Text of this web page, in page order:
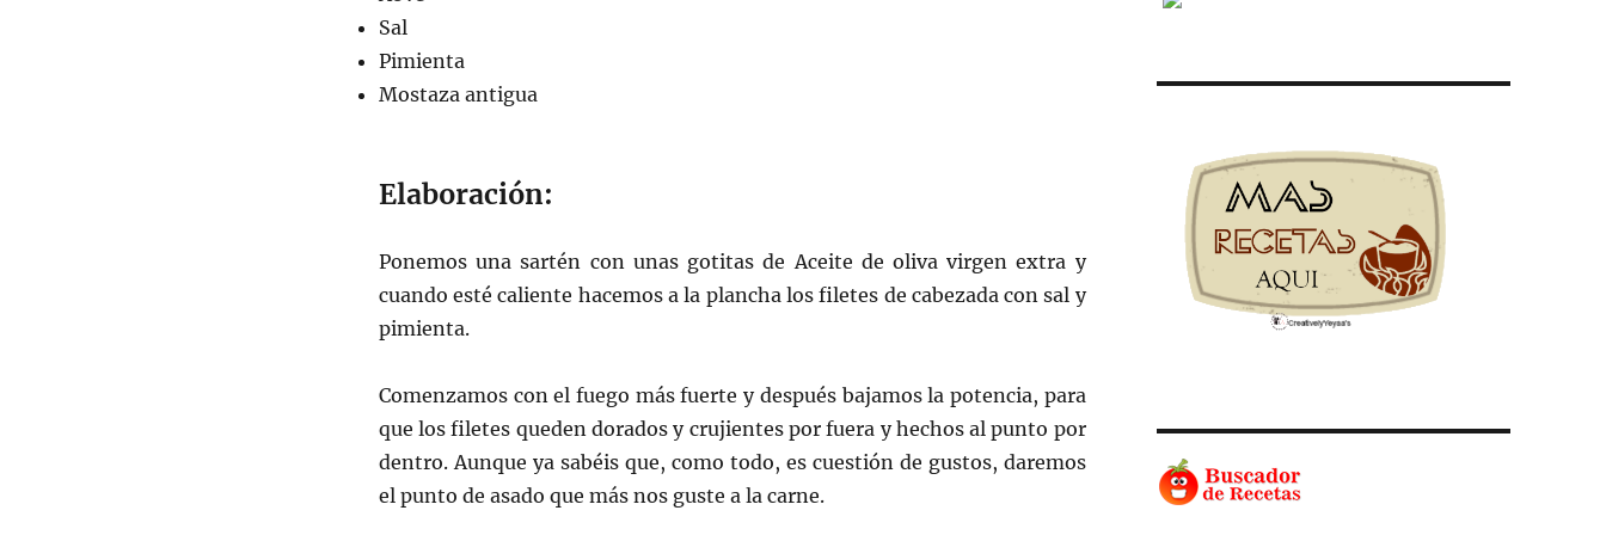
Sal
Pimienta
Mostaza antigua
Elaboración:
Ponemos una sartén con unas gotitas de Aceite de oliva virgen extra y
cuando esté caliente hacemos a la plancha los filetes de cabezada con sal y
pimienta.
Comenzamos con el fuego más fuerte y después bajamos la potencia, para
que los filetes queden dorados y crujientes por fuera y hechos al punto por
dentro. Aunque ya sabéis que, como todo, es cuestión de gustos, daremos
el punto de asado que más nos guste a la carne.